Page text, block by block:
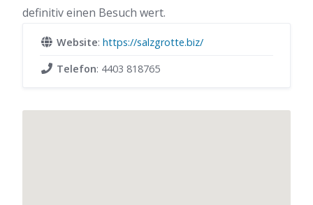
definitiv einen Besuch wert.
Website: https://salzgrotte.biz/
Telefon: 4403 818765